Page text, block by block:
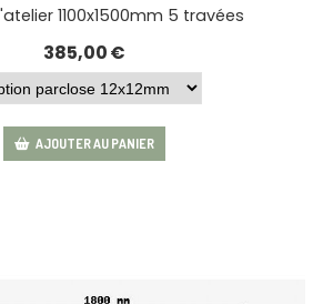
1100x1500mm 5 travées
385,00€
AJOUTER AU PANIER